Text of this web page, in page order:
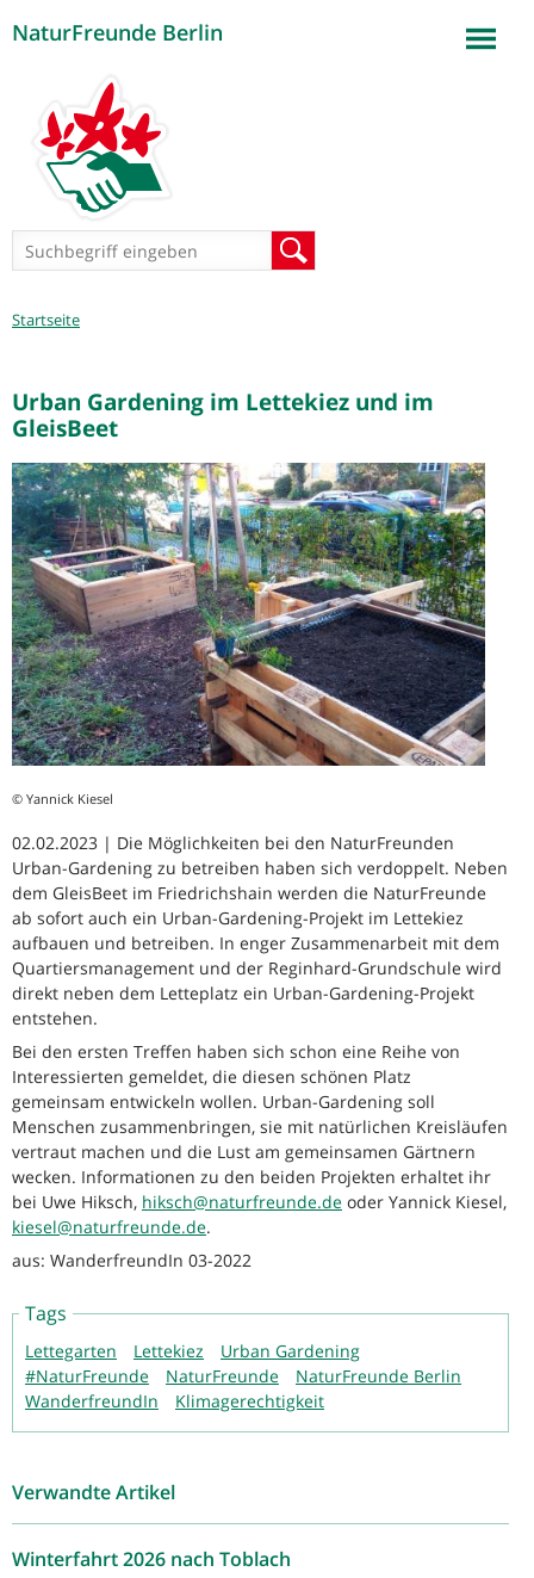
NaturFreunde Berlin
Suchformular
Sie
Startseite
Urban Gardening im Lettekiez und im
GleisBeet
© Yannick Kiesel
02.02.2023 | Die Möglichkeiten bei den NaturFreunden
Urban-Gardening zu betreiben haben sich verdoppelt. Neben
dem GleisBeet im Friedrichshain werden die NaturFreunde
ab sofort auch ein Urban-Gardening-Projekt im Lettekiez
aufbauen und betreiben. In enger Zusammenarbeit mit dem
Quartiersmanagement und der Reginhard-Grundschule wird
direkt neben dem Letteplatz ein Urban-Gardening-Projekt
entstehen.
Bei den ersten Treffen haben sich schon eine Reihe von
Interessierten gemeldet, die diesen schönen Platz
gemeinsam entwickeln wollen. Urban-Gardening soll
Menschen zusammenbringen, sie mit natürlichen Kreisläufen
vertraut machen und die Lust am gemeinsamen Gärtnern
wecken. Informationen zu den beiden Projekten erhaltet ihr
bei Uwe Hiksch, hiksch@naturfreunde.de oder Yannick Kiesel,
kiesel@naturfreunde.de.
aus: WanderfreundIn 03-2022
Tags
Lettegarten Lettekiez
Urban Gardening
#NaturFreunde
NaturFreunde
NaturFreunde Berlin
WanderfreundIn
Klimagerechtigkeit
Verwandte Artikel
Winterfahrt 2026 nach Toblach